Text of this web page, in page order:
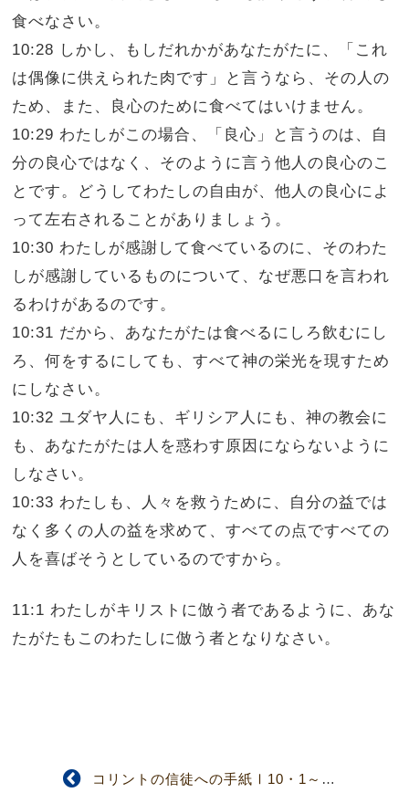
食べなさい。
10:28 しかし、もしだれかがあなたがたに、「これ
は偶像に供えられた肉です」と言うなら、その人の
ため、また、良心のために食べてはいけません。
10:29 わたしがこの場合、「良心」と言うのは、自
分の良心ではなく、そのように言う他人の良心のこ
とです。どうしてわたしの自由が、他人の良心によ
って左右されることがありましょう。
10:30 わたしが感謝して食べているのに、そのわた
しが感謝しているものについて、なぜ悪口を言われ
るわけがあるのです。
10:31 だから、あなたがたは食べるにしろ飲むにし
ろ、何をするにしても、すべて神の栄光を現すため
にしなさい。
10:32 ユダヤ人にも、ギリシア人にも、神の教会に
も、あなたがたは人を惑わす原因にならないように
しなさい。
10:33 わたしも、人々を救うために、自分の益では
なく多くの人の益を求めて、すべての点ですべての
人を喜ばそうとしているのですから。
11:1 わたしがキリストに倣う者であるように、あな
たがたもこのわたしに倣う者となりなさい。
コリントの信徒への手紙Ⅰ10・1～13